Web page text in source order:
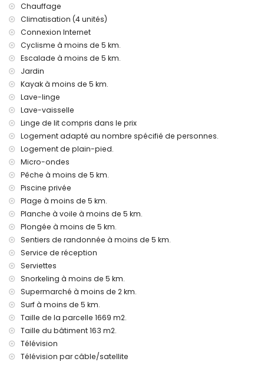
kilomètres de la villa)
deuxième aéroport le plus proche : Valence (> 100
kilomètres)
animaux de compagnie admis
L'hébergement est très adapté aux familles avec enfants
Équipements et services inclus dans le prix de location de la
villa
internet (WiFi)
fer et planche à repasser
linge de lit et serviettes
service de réception et service d'urgence 24 heures
chauffage par air et climatisation
Équipements et services à supplément
lit supplémentaire et lit/couchette pour enfants (sur
demande)
Divertissements et activités de loisirs pour vos vacances à
Jávea, Costa Blanca
discothèque, bar et promenade (Paseo Marítimo) (à moins
de 5 kilomètres de la maison)
Sites touristiques et culture à Jávea, Costa Blanca
musée (Histórico de Jávea, Jávea), église (Virgen de Loreto,
Puerto, Jávea), ruine (Molinos de Viento, Jávea), monument
(Pueblo de Jávea, Jávea), édifice architectural (Pueblo de
Jávea, Jávea), lieu historique (Pueblo de Jávea et Jávea) (à
moins de 5 kilomètres de l'hébergement)
château (Portal de la Vila et Denia) (à moins de 10
kilomètres de l'hébergement)
Chauffage
Climatisation (4 unités)
Connexion Internet
Cyclisme à moins de 5 km.
Escalade à moins de 5 km.
Jardin
Kayak à moins de 5 km.
Lave-linge
Lave-vaisselle
Linge de lit compris dans le prix
Logement adapté au nombre spécifié de personnes.
Logement de plain-pied.
Micro-ondes
Pêche à moins de 5 km.
Piscine privée
Plage à moins de 5 km.
Planche à voile à moins de 5 km.
Plongée à moins de 5 km.
Sentiers de randonnée à moins de 5 km.
Service de réception
Serviettes
Snorkeling à moins de 5 km.
Supermarché à moins de 2 km.
Surf à moins de 5 km.
Taille de la parcelle 1669 m2.
Taille du bâtiment 163 m2.
Télévision
Télévision par câble/satellite